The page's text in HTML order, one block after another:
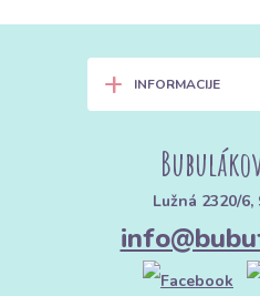
+ INFORMACIJE
Lužná 2320/6,